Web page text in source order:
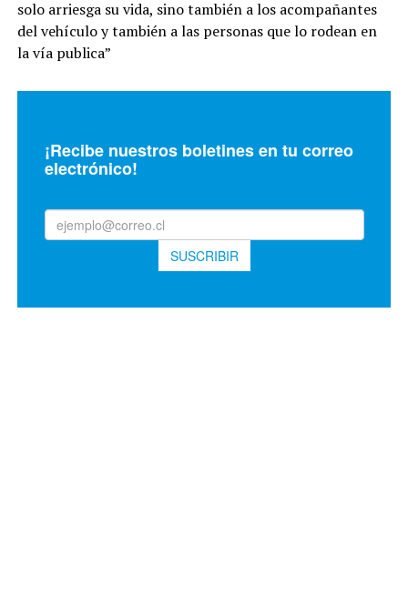
solo arriesga su vida, sino también a los acompañantes
del vehículo y también a las personas que lo rodean en
la vía publica”